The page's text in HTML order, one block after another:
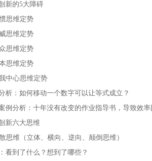
新的5大障碍
思维定势
思维定势
思维定势
思维定势
中心思维定势
析：如何移动一个数字可以让等式成立？
例分析：十年没有改变的作业指导书，导致效率
新六大思维
思维（立体、横向、逆向、颠倒思维）
看到了什么？想到了哪些？